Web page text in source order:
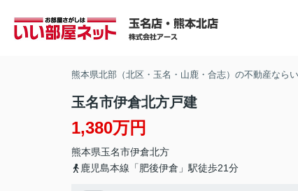
熊本県北部（北区・玉名・山鹿・合志）の不動産なら
玉名市伊倉北方戸建
1,380万円
熊本県玉名市伊倉北方
鹿児島本線「肥後伊倉」駅徒歩21分